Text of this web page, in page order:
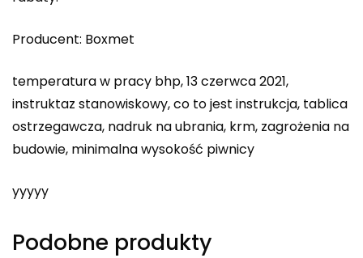
Producent: Boxmet
temperatura w pracy bhp, 13 czerwca 2021,
instruktaz stanowiskowy, co to jest instrukcja, tablica
ostrzegawcza, nadruk na ubrania, krm, zagrożenia na
budowie, minimalna wysokość piwnicy
yyyyy
Podobne produkty